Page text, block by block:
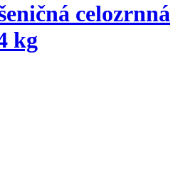
celozrnná
kg